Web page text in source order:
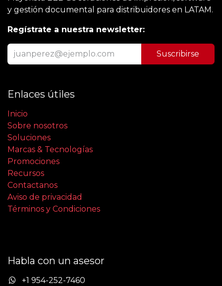
y gestión documental para distribuidores en LATAM.
Regístrate a nuestra newsletter:
Suscribirse
Enlaces útiles
Inicio
Sobre nosotros
Soluciones
Marcas & Tecnologías
Promociones
Recursos
Contactanos
Aviso de privacidad
Términos y Condiciones
Habla con un asesor
+1 954-252-7460